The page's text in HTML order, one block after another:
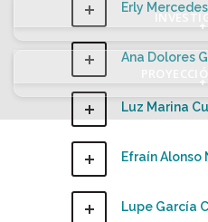
+
+
Erly
Ana Dolores
Luz Marina
Efraín
Lupe García